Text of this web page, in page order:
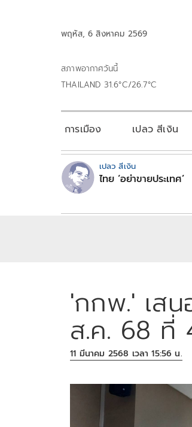
พฤหัส, 6 สิงหาคม 2569
สภาพอากาศวันนี้
THAILAND 31.6°C/26.7°C
การเมือง เปลว สีเงิน
เปลว สีเงิน
ไทย ‘อย่าขายประเทศ’
'กกพ.' เส
ส.ค. 68 ที่
11 มีนาคม 2568 เวลา 15:56 น.